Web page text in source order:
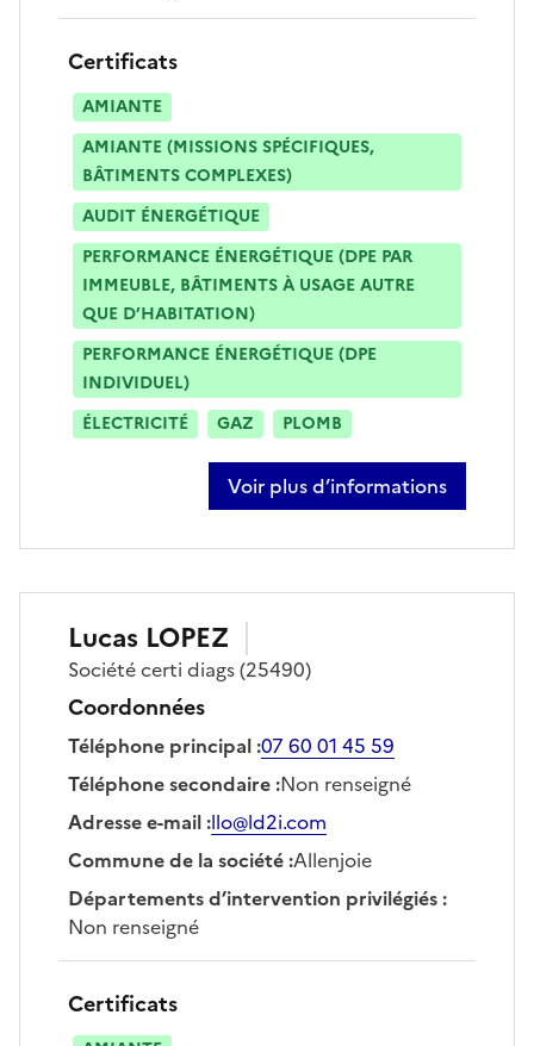
Certificats
AMIANTE
AMIANTE (MISSIONS SPÉCIFIQUES,
BÂTIMENTS COMPLEXES)
AUDIT ÉNERGÉTIQUE
PERFORMANCE ÉNERGÉTIQUE (DPE PAR
IMMEUBLE, BÂTIMENTS À USAGE AUTRE
QUE D’HABITATION)
PERFORMANCE ÉNERGÉTIQUE (DPE
INDIVIDUEL)
ÉLECTRICITÉ
GAZ PLOMB
Voir plus d’informations
sur raphaël linero
Lucas LOPEZ
Sociétécerti diags(25490)
Coordonnées
Téléphone principal:07 60 01 45 59
Téléphone secondaire:Non renseigné
Adresse e-mail:llo@ld2i.com
Commune de la société:Allenjoie
Départements d’intervention privilégiés:
Non renseigné
Certificats